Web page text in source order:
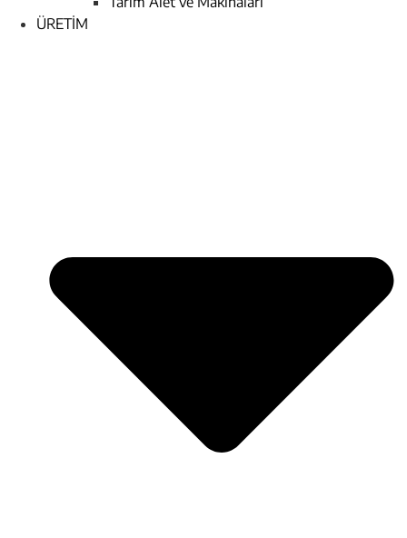
ÜRETİM